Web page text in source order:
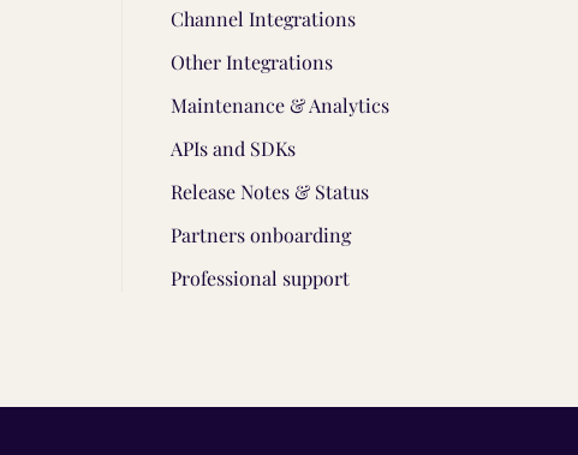
Channel Integrations
Other Integrations
Maintenance & Analytics
APIs and SDKs
Release Notes & Status
Partners onboarding
Professional support